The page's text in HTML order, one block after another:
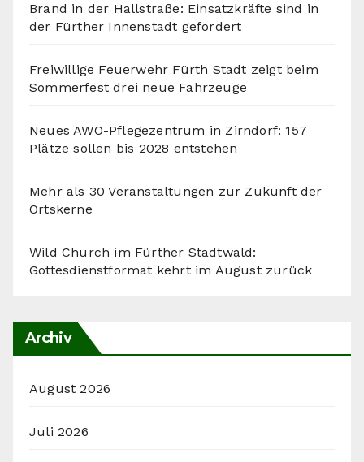
Brand in der Hallstraße: Einsatzkräfte sind in
der Fürther Innenstadt gefordert
Freiwillige Feuerwehr Fürth Stadt zeigt beim
Sommerfest drei neue Fahrzeuge
Neues AWO-Pflegezentrum in Zirndorf: 157
Plätze sollen bis 2028 entstehen
Mehr als 30 Veranstaltungen zur Zukunft der
Ortskerne
Wild Church im Fürther Stadtwald:
Gottesdienstformat kehrt im August zurück
Archiv
August 2026
Juli 2026